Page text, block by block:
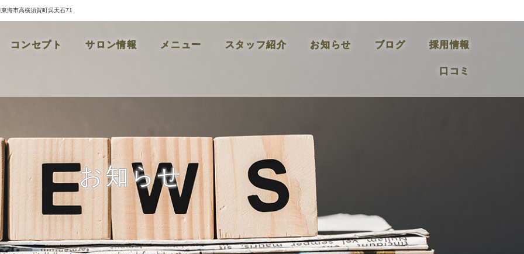
海市高横須賀町呉天石71
コンセプト サロン情報 メニュー スタッフ紹介 お知らせ ブログ 採用情報
口コミ
お知らせ